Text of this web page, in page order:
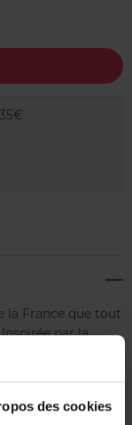
des cookies
la France que tout
par la
de
vie aux
la peau